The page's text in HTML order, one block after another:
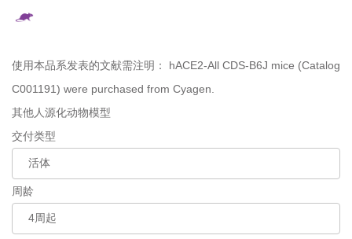
使用本品系发表的文献需注明： hACE2-All CDS-B6J mice (Catalog
C001191) were purchased from Cyagen.
其他人源化动物模型
交付类型
周龄